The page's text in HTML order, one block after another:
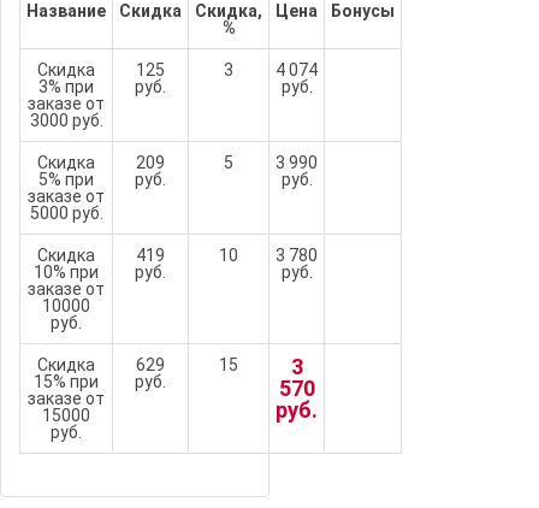
Название Скидка
Скидка,
%
Цена Бонусы
Скидка
3% при
заказе от
3000 руб.
125
руб.
3
4 074
руб.
Скидка
5% при
заказе от
5000 руб.
209
руб.
5
3 990
руб.
Скидка
10% при
заказе от
10000
руб.
419
руб.
10
3 780
руб.
Скидка
15% при
заказе от
15000
руб.
629
руб.
15
3
570
руб.